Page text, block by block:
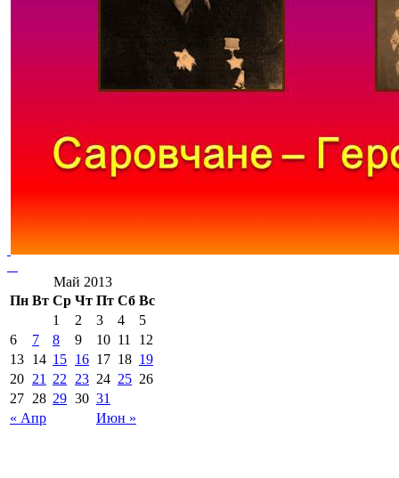
Май 2013
Пн Вт Ср Чт Пт Сб Вс
« Апр Июн »
1 2 3 4
5
6
7 8 9 10 11
12
13 14 15 16 17 18 19
20 21 22 23 24 25 26
27 28 29 30 31